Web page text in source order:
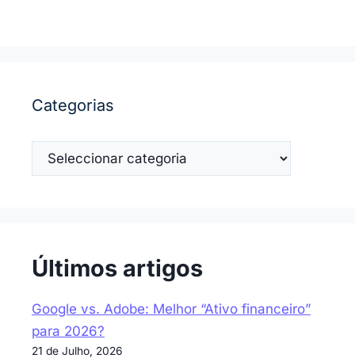
Categorias
Categorias
Últimos artigos
Google vs. Adobe: Melhor “Ativo financeiro”
para 2026?
21 de Julho, 2026